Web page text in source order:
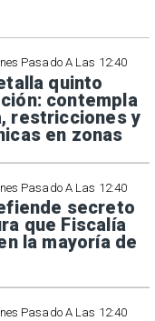
Pasado A Las 12:40
quinto
contempla
restricciones y
en zonas
Pasado A Las 12:40
secreto
que Fiscalía
la mayoría de
Pasado A Las 12:40